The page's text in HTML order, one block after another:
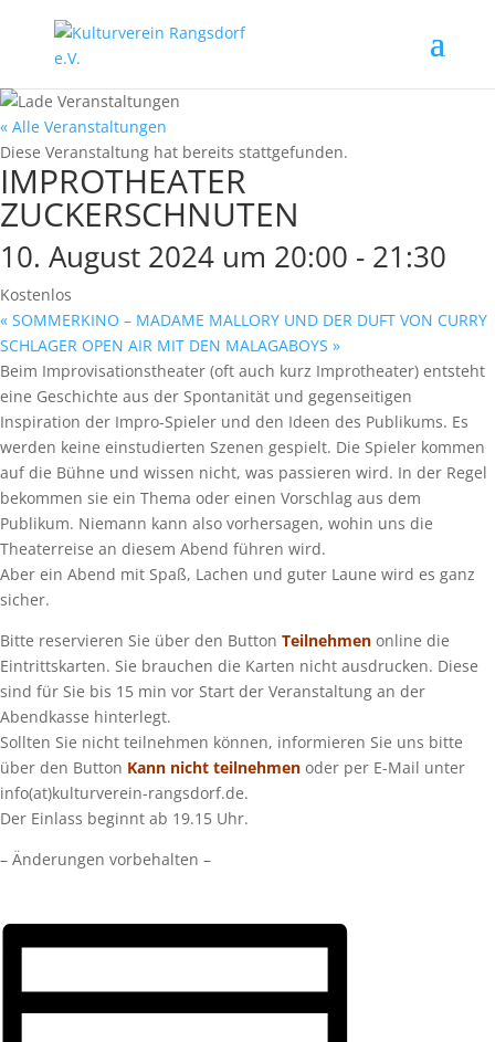
« Alle Veranstaltungen
Diese Veranstaltung hat bereits stattgefunden.
IMPROTHEATER
ZUCKERSCHNUTEN
10. August 2024 um 20:00 - 21:30
Kostenlos
« SOMMERKINO – MADAME MALLORY UND DER DUFT VON CURRY
SCHLAGER OPEN AIR MIT DEN MALAGABOYS »
Beim Improvisationstheater (oft auch kurz Improtheater) entsteht
eine Geschichte aus der Spontanität und gegenseitigen
Inspiration der Impro-Spieler und den Ideen des Publikums. Es
werden keine einstudierten Szenen gespielt. Die Spieler kommen
auf die Bühne und wissen nicht, was passieren wird. In der Regel
bekommen sie ein Thema oder einen Vorschlag aus dem
Publikum. Niemann kann also vorhersagen, wohin uns die
Theaterreise an diesem Abend führen wird.
Aber ein Abend mit Spaß, Lachen und guter Laune wird es ganz
sicher.
Bitte reservieren Sie über den Button Teilnehmen online die
Eintrittskarten. Sie brauchen die Karten nicht ausdrucken. Diese
sind für Sie bis 15 min vor Start der Veranstaltung an der
Abendkasse hinterlegt.
Sollten Sie nicht teilnehmen können, informieren Sie uns bitte
über den Button Kann nicht teilnehmen oder per E-Mail unter
info(at)kulturverein-rangsdorf.de.
Der Einlass beginnt ab 19.15 Uhr.
– Änderungen vorbehalten –